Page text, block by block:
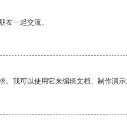
友一起交流。
我可以使用它来编辑文档、制作演示